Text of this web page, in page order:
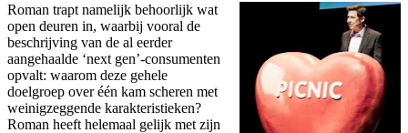
Roman trapt namelijk behoorlijk wat
open deuren in, waarbij vooral de
beschrijving van de al eerder
aangehaalde ‘next gen’-consumenten
opvalt: waarom deze gehele
doelgroep over één kam scheren met
weinigzeggende karakteristieken?
Roman heeft helemaal gelijk met zijn